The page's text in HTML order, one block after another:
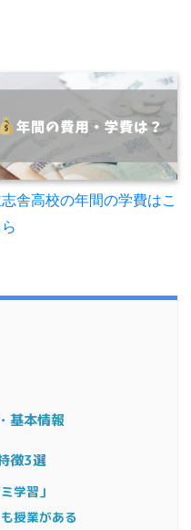
舎高校の年間の学費はこ
基本情報
徴3選
学習」
授業がある